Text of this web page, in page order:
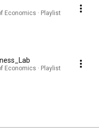
Economics · Playlist
Economics · Playlist